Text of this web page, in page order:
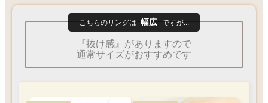
こちらのリングは 幅広 ですが...
『抜け感』がありますので
通常サイズがおすすめです